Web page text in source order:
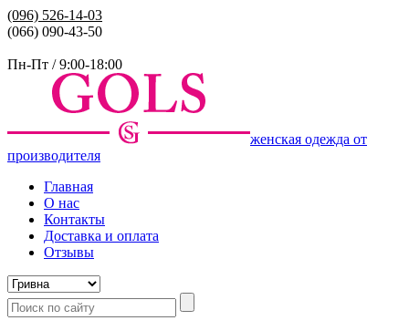
(096) 526-14-03
(066) 090-43-50
Пн-Пт / 9:00-18:00
женская одежда от
производителя
Главная
О нас
Контакты
Доставка и оплата
Отзывы